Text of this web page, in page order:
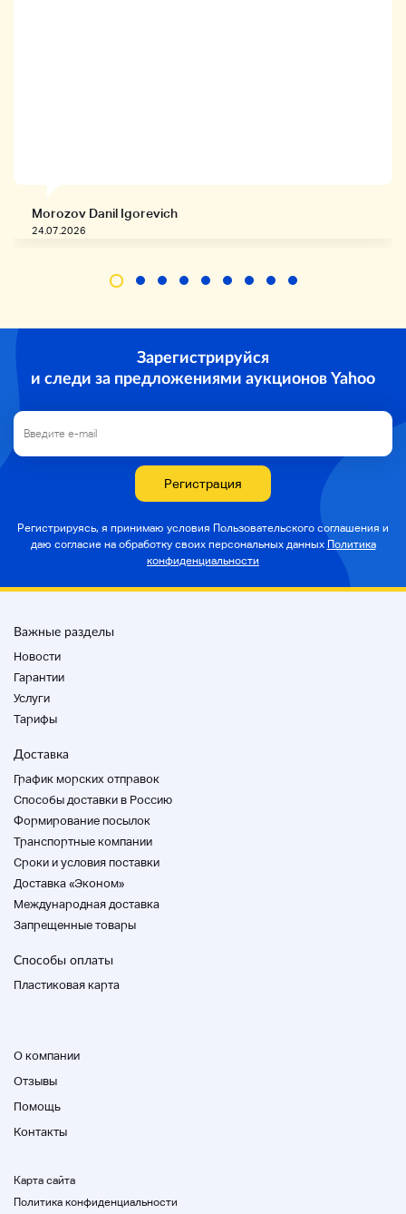
Morozov Danil Igorevich
24.07.2026
Зарегистрируйся
и следи за предложениями аукционов Yahoo
Регистрация
Регистрируясь, я принимаю условия Пользовательского соглашения и
даю согласие на обработку своих персональных данных Политика
конфиденциальности
Важные разделы
Новости
Гарантии
Услуги
Тарифы
Доставка
График морских отправок
Способы доставки в Россию
Формирование посылок
Транспортные компании
Cроки и условия поставки
Доставка «Эконом»
Международная доставка
Запрещенные товары
Способы оплаты
Пластиковая карта
О компании
Отзывы
Помощь
Контакты
Карта сайта
Политика конфиденциальности